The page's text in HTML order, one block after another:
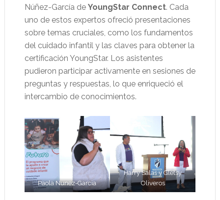
Núñez-García de YoungStar Connect. Cada
uno de estos expertos ofreció presentaciones
sobre temas cruciales, como los fundamentos
del cuidado infantil y las claves para obtener la
certificación YoungStar. Los asistentes
pudieron participar activamente en sesiones de
preguntas y respuestas, lo que enriqueció el
intercambio de conocimientos.
Paola Nunez-Garcia
Harry Salas y Gletsy
Oliveros